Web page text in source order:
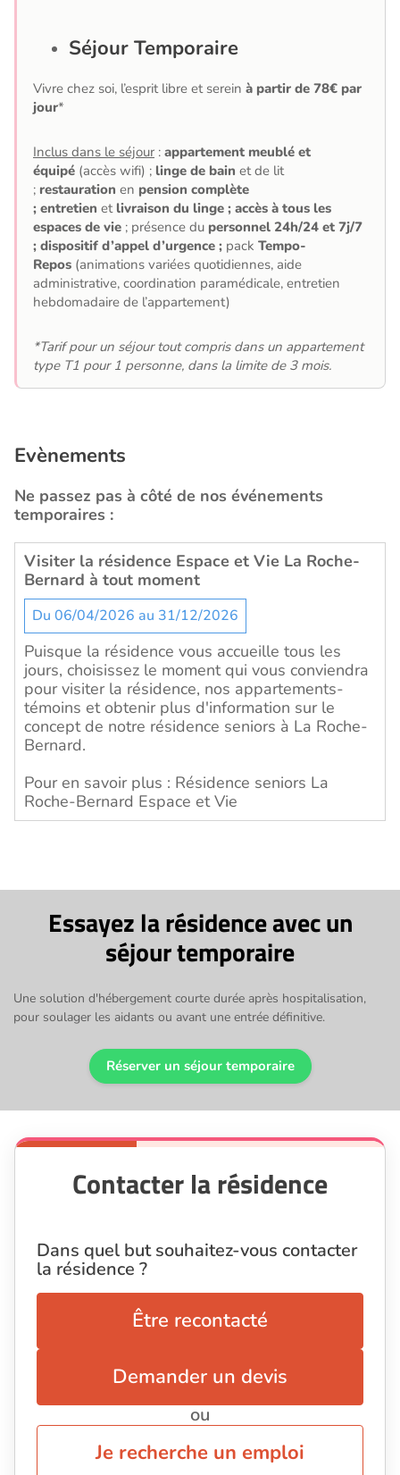
Séjour Temporaire
Vivre chez soi, l’esprit libre et serein à partir de 78€ par
jour*
Inclus dans le séjour : appartement meublé et
équipé (accès wifi) ; linge de bain et de lit
; restauration en pension complète
; entretien et livraison du linge ; accès à tous les
espaces de vie ; présence du personnel 24h/24 et 7j/7
; dispositif d’appel d’urgence ; pack Tempo-
Repos (animations variées quotidiennes, aide
administrative, coordination paramédicale, entretien
hebdomadaire de l’appartement)
*Tarif pour un séjour tout compris dans un appartement
type T1 pour 1 personne, dans la limite de 3 mois.
Evènements
Ne passez pas à côté de nos événements
temporaires :
Visiter la résidence Espace et Vie La Roche-
Bernard à tout moment
Du 06/04/2026 au 31/12/2026
Puisque la résidence vous accueille tous les
jours, choisissez le moment qui vous conviendra
pour visiter la résidence, nos appartements-
témoins et obtenir plus d'information sur le
concept de notre résidence seniors à La Roche-
Bernard.
Pour en savoir plus : Résidence seniors La
Roche-Bernard Espace et Vie
Essayez la résidence avec un
séjour temporaire
Une solution d'hébergement courte durée après hospitalisation,
pour soulager les aidants ou avant une entrée définitive.
Réserver un séjour temporaire
Contacter la résidence
Dans quel but souhaitez-vous contacter
la résidence ?
Être recontacté
Demander un devis
ou
Je recherche un emploi